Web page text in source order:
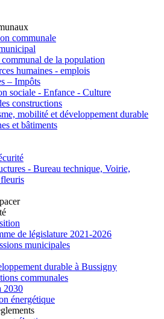
communale
communal de la population
humaines - emplois
– Impôts
sociale - Enfance - Culture
constructions
mobilité et développement durable
et bâtiments
- Bureau technique, Voirie,
de législature 2021-2026
municipales
durable à Bussigny
communales
2030
énergétique